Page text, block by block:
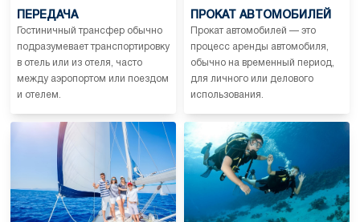
ПЕРЕДАЧА
Гостиничный трансфер обычно
подразумевает транспортировку
в отель или из отеля, часто
между аэропортом или поездом
и отелем.
ПРОКАТ АВТОМОБИЛЕЙ
Прокат автомобилей — это
процесс аренды автомобиля,
обычно на временный период,
для личного или делового
использования.